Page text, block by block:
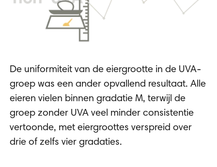
De uniformiteit van de eiergrootte in de UVA-
groep was een ander opvallend resultaat. Alle
eieren vielen binnen gradatie M, terwijl de
groep zonder UVA veel minder consistentie
vertoonde, met eiergroottes verspreid over
drie of zelfs vier gradaties.